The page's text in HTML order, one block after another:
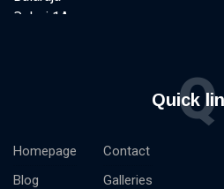
Quick
Q
Homepage
Blog
Contact
Galleries